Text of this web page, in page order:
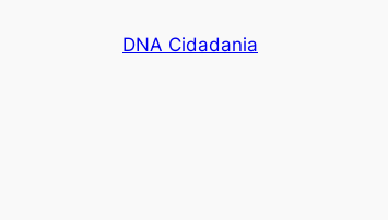
DNA Cidadania